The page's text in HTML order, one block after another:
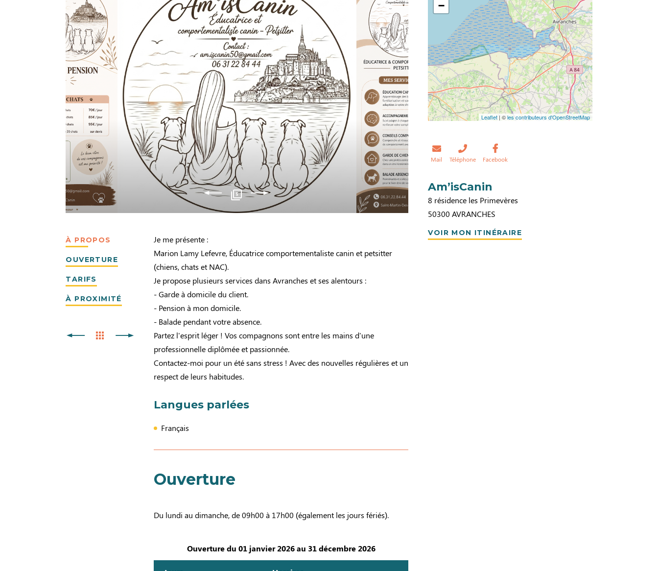
5
À PROPOS
OUVERTURE
TARIFS
À PROXIMITÉ
Je me présente :
Marion Lamy Lefevre, Éducatrice comportementaliste canin et petsitter
(chiens, chats et NAC).
Je propose plusieurs services dans Avranches et ses alentours :
- Garde à domicile du client.
- Pension à mon domicile.
- Balade pendant votre absence.
Partez l'esprit léger ! Vos compagnons sont entre les mains d'une
professionnelle diplômée et passionnée.
Contactez-moi pour un été sans stress ! Avec des nouvelles régulières et un
respect de leurs habitudes.
Langues parlées
Français
Ouverture
Du lundi au dimanche, de 09h00 à 17h00 (également les jours fériés).
Ouverture du 01 janvier 2026 au 31 décembre 2026
−
Leaflet| ©les contributeurs d'OpenStreetMap
Mail Téléphone Facebook
Am’isCanin
8 résidence les Primevères
50300 AVRANCHES
VOIR MON ITINÉRAIRE